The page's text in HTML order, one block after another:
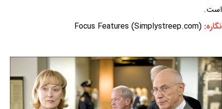
است.
نگاره: Focus Features (Simplystreep.com)